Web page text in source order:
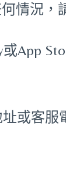
情況，
App
或客服